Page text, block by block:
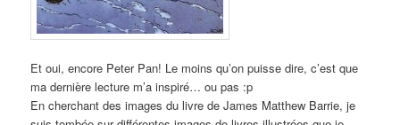
Et oui, encore Peter Pan! Le moins qu’on puisse dire, c’est que
ma dernière lecture m’a inspiré… ou pas :p
En cherchant des images du livre de James Matthew Barrie, je